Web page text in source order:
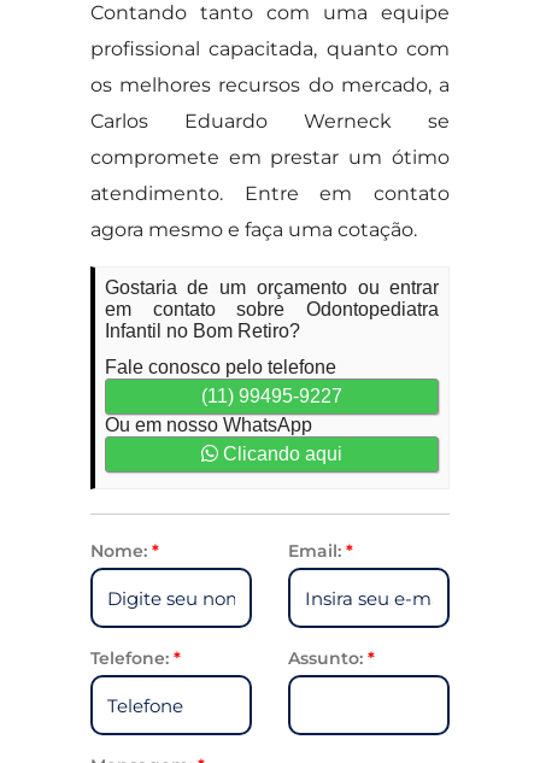
Contando tanto com uma equipe
profissional capacitada, quanto com
os melhores recursos do mercado, a
Carlos Eduardo Werneck se
compromete em prestar um ótimo
atendimento. Entre em contato
agora mesmo e faça uma cotação.
Gostaria de um orçamento ou entrar
em contato sobre Odontopediatra
Infantil no Bom Retiro?
Fale conosco pelo telefone
(11) 99495-9227
Ou em nosso WhatsApp
Clicando aqui
Nome: * Email: *
Telefone: * Assunto: *